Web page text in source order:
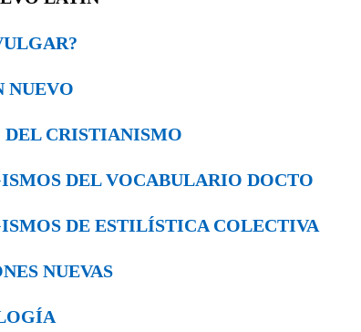
NUEVO
DEL CRISTIANISMO
DEL VOCABULARIO DOCTO
DE ESTILÍSTICA COLEC­TIVA
NUEVAS